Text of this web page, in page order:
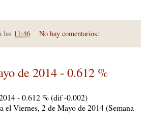
las 11:46 No hay comentarios:
de 2014 - 0.612 %
- 0.612 % (dif -0.002)
el Viernes, 2 de Mayo de 2014 (Semana